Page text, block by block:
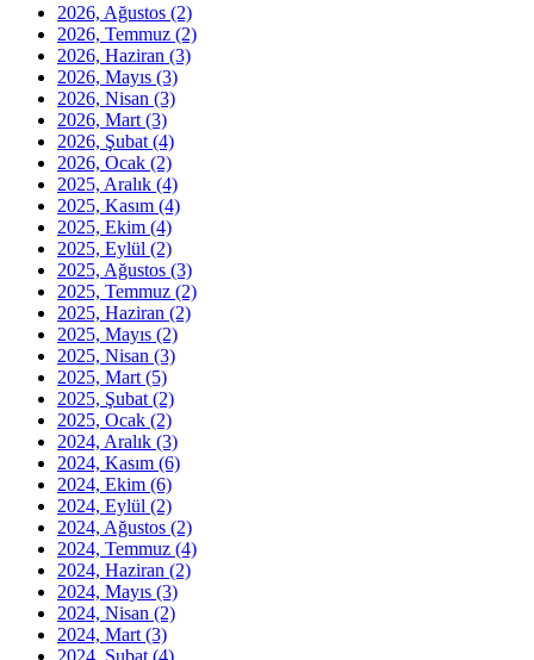
2026, Ağustos (2)
2026, Temmuz (2)
2026, Haziran (3)
2026, Mayıs (3)
2026, Nisan (3)
2026, Mart (3)
2026, Şubat (4)
2026, Ocak (2)
2025, Aralık (4)
2025, Kasım (4)
2025, Ekim (4)
2025, Eylül (2)
2025, Ağustos (3)
2025, Temmuz (2)
2025, Haziran (2)
2025, Mayıs (2)
2025, Nisan (3)
2025, Mart (5)
2025, Şubat (2)
2025, Ocak (2)
2024, Aralık (3)
2024, Kasım (6)
2024, Ekim (6)
2024, Eylül (2)
2024, Ağustos (2)
2024, Temmuz (4)
2024, Haziran (2)
2024, Mayıs (3)
2024, Nisan (2)
2024, Mart (3)
2024, Şubat (4)